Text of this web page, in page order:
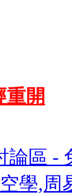
重開
論區 -
學,周